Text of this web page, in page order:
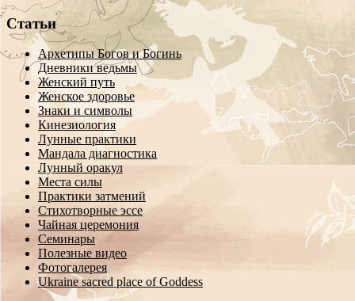
Статьи
Архетипы Богов и Богинь
Дневники ведьмы
Женский путь
Женское здоровье
Знаки и символы
Кинезиология
Лунные практики
Мандала диагностика
Лунный оракул
Места силы
Практики затмений
Стихотворные эссе
Чайная церемония
Семинары
Полезные видео
Фотогалерея
Ukraine sacred place of Goddess